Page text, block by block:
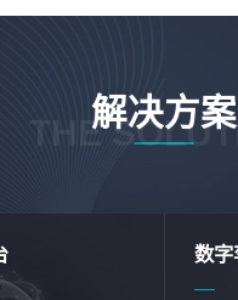
解决方案
THE
数字